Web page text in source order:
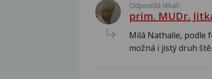
Odpovídá lékař:
prim. MUDr.
Milá Nathalie, podle
možná i jistý druh